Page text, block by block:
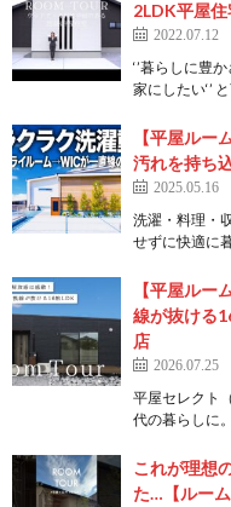
2LDK平屋
2022.07.12
‘’暮らしに豊
家にしたい‘’
【平屋ルー
汚れを持ち
2025.05.16
洗濯・料理・
せずに快適に
【平屋ルー
線が抜ける
店
2026.07.25
平屋セレクト
代の暮らしに
これが理想
た…【ルーム